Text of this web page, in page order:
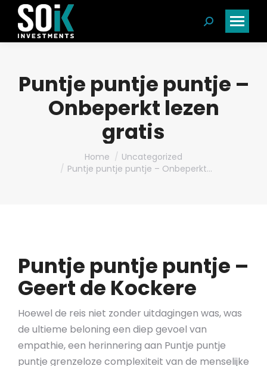
Search:
Puntje puntje puntje –
Onbeperkt lezen
gratis
Home
Uncategorized
Puntje puntje puntje – Onbeperkt…
Puntje puntje puntje –
Geert de Kockere
Hoewel de reis niet zonder uitdagingen was, was
de ultieme beloning een diep gevoel van
empathie, een herinnering aan Puntje puntje
puntje grenzeloze complexiteit van de menselijke